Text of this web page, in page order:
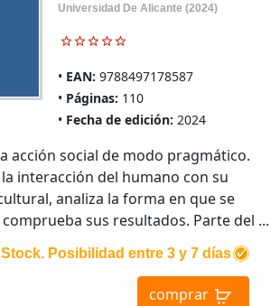
Universidad De Alicante (2024)
EAN: 9788497178587
Páginas: 110
Fecha de edición: 2024
Posibilidad entre 3 y 7 días
comprar
acción social de modo pragmático.
interacción del humano con su
analiza la forma en que se
sus resultados. Parte del ...